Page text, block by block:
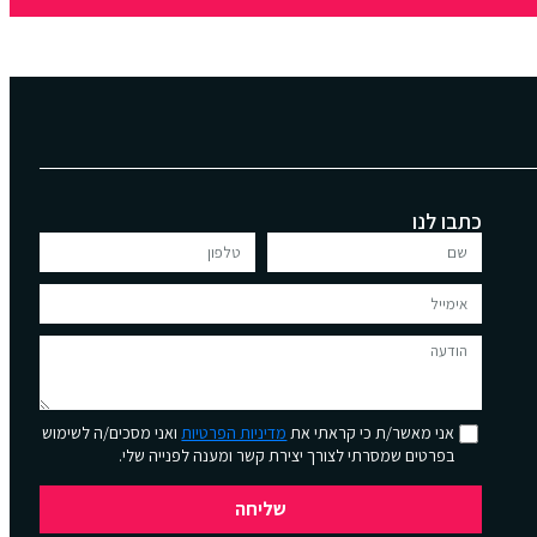
כתבו לנו
אני מאשר/ת כי קראתי את מדיניות הפרטיותואני מסכים/ה לשימוש
בפרטים שמסרתי לצורך יצירת קשר ומענה לפנייה שלי.
שליחה